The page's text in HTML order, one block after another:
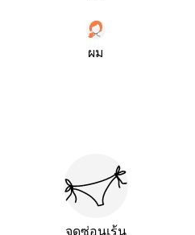
ผม
จุดซ่อนเร้น